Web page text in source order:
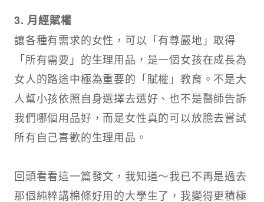
3. 月經賦權
讓各種有需求的女性，可以「有尊嚴地」取得
「所有需要」的生理用品，是一個女孩在成長為
女人的路途中極為重要的「賦權」教育。不是大
人幫小孩依照自身選擇去選好、也不是醫師告訴
我們哪個用品好，而是女性真的可以放膽去嘗試
所有自己喜歡的生理用品。
回頭看看這一篇發文，我知道～我已不再是過去
那個純粹講棉條好用的大學生了，我變得更積極